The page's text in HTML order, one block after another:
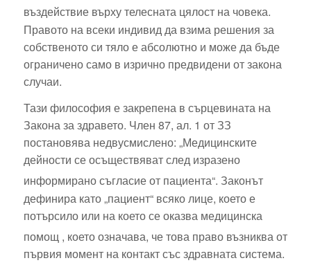
въздействие върху телесната цялост на човека.
Правото на всеки индивид да взима решения за
собственото си тяло е абсолютно и може да бъде
ограничено само в изрично предвидени от закона
случаи.
Тази философия е закрепена в сърцевината на
Закона за здравето. Член 87, ал. 1 от ЗЗ
постановява недвусмислено: „Медицинските
дейности се осъществяват след изразено
информирано съгласие от пациента“. Законът
дефинира като „пациент“ всяко лице, което е
потърсило или на което се оказва медицинска
помощ , което означава, че това право възниква от
първия момент на контакт със здравната система.